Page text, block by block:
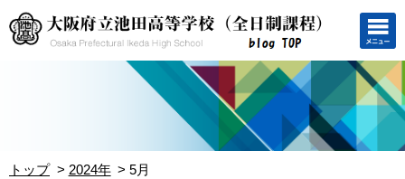
トップ 2024年 5月